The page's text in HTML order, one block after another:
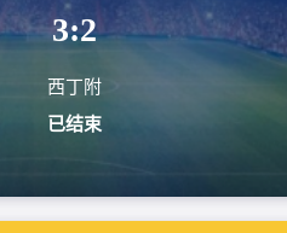
3:2
西丁附
已结束